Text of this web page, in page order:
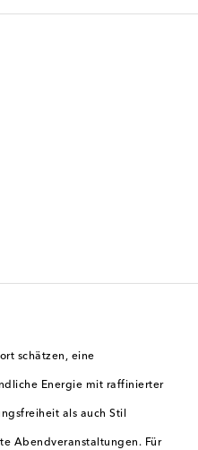
schätzen, eine
Energie mit raffinierter
als auch Stil
Abendveranstaltungen. Für